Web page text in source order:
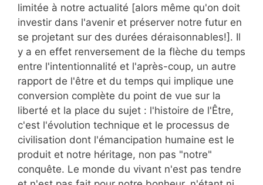
limitée à notre actualité [alors même qu'on doit
investir dans l'avenir et préserver notre futur en
se projetant sur des durées déraisonnables!]. Il
y a en effet renversement de la flèche du temps
entre l'intentionnalité et l'après-coup, un autre
rapport de l'être et du temps qui implique une
conversion complète du point de vue sur la
liberté et la place du sujet : l'histoire de l'Être,
c'est l'évolution technique et le processus de
civilisation dont l'émancipation humaine est le
produit et notre héritage, non pas "notre"
conquête. Le monde du vivant n'est pas tendre